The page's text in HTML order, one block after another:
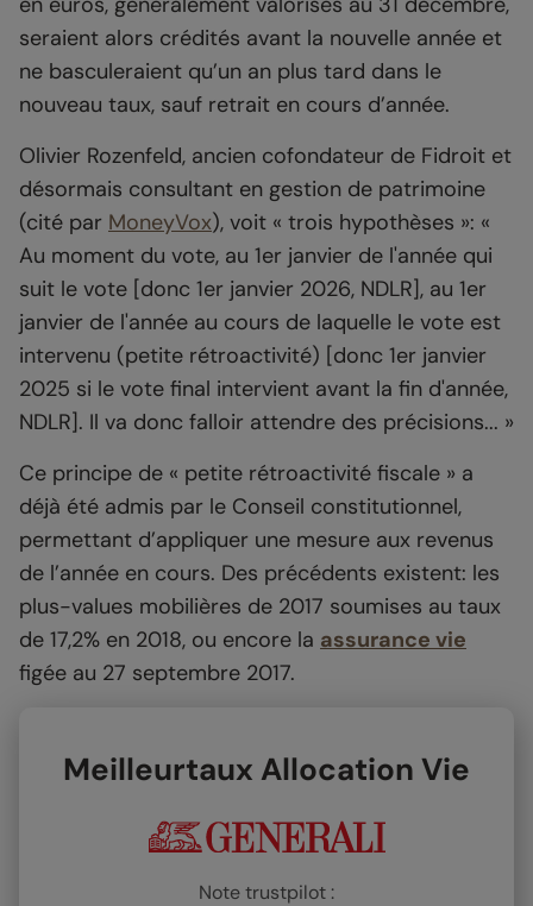
seraient alors crédités avant la nouvelle année et
ne basculeraient qu’un an plus tard dans le
nouveau taux, sauf retrait en cours d’année.
Olivier Rozenfeld, ancien cofondateur de Fidroit et
désormais consultant en gestion de patrimoine
(cité par MoneyVox), voit « trois hypothèses »: «
Au moment du vote, au 1er janvier de l'année qui
suit le vote [donc 1er janvier 2026, NDLR], au 1er
janvier de l'année au cours de laquelle le vote est
intervenu (petite rétroactivité) [donc 1er janvier
2025 si le vote final intervient avant la fin d'année,
NDLR]. Il va donc falloir attendre des précisions... »
Ce principe de « petite rétroactivité fiscale » a
déjà été admis par le Conseil constitutionnel,
permettant d’appliquer une mesure aux revenus
de l’année en cours. Des précédents existent: les
plus-values mobilières de 2017 soumises au taux
de 17,2% en 2018, ou encore la assurance vie
figée au 27 septembre 2017.
Meilleurtaux Allocation Vie
Note trustpilot :